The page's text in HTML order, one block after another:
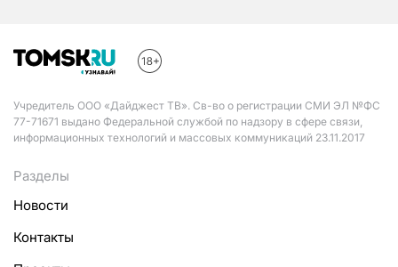
Учредитель ООО «Дайджест ТВ». Св-во о регистрации СМИ ЭЛ №ФС
77-71671 выдано Федеральной службой по надзору в сфере связи,
информационных технологий и массовых коммуникаций 23.11.2017
Разделы
Новости
Контакты